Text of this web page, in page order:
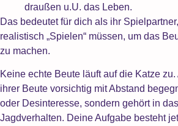
draußen u.U. das Leben.
Das bedeutet für dich als ihr
realistisch „Spielen“ müssen, um das
zu machen.
Keine echte Beute läuft auf die Katze
ihrer Beute vorsichtig mit Abstand
oder Desinteresse, sondern gehört in
Jagdverhalten. Deine Aufgabe besteht